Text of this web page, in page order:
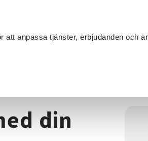
anpassa tjänster, erbjudanden och
din